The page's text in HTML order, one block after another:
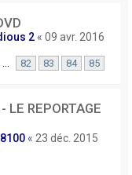
2 « 09 avr. 2016
82 83 84 85
LE REPORTAGE
« 23 déc. 2015